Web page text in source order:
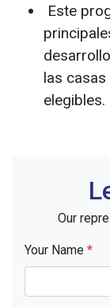
Este
las
elegibles.
Our
Your Name *